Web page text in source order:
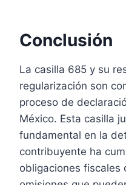
Conclusión
La casilla 685 y su
regularización son
proceso de
México. Esta casilla
fundamental en la
contribuyente ha
obligaciones fiscales